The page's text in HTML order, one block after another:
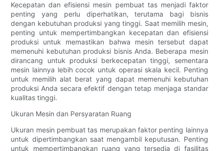
Kecepatan dan efisiensi mesin pembuat tas menjadi faktor
penting yang perlu diperhatikan, terutama bagi bisnis
dengan kebutuhan produksi yang tinggi. Saat memilih mesin,
penting untuk mempertimbangkan kecepatan dan efisiensi
produksi untuk memastikan bahwa mesin tersebut dapat
memenuhi kebutuhan produksi bisnis Anda. Beberapa mesin
dirancang untuk produksi berkecepatan tinggi, sementara
mesin lainnya lebih cocok untuk operasi skala kecil. Penting
untuk memilih alat berat yang dapat memenuhi kebutuhan
produksi Anda secara efektif dengan tetap menjaga standar
kualitas tinggi.
Ukuran Mesin dan Persyaratan Ruang
Ukuran mesin pembuat tas merupakan faktor penting lainnya
untuk dipertimbangkan saat mengambil keputusan. Penting
untuk mempertimbangkan ruang yang tersedia di fasilitas